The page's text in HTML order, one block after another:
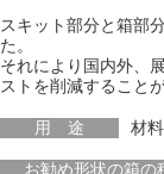
スキット部分と箱部
た。
それにより国内外、
ストを削減すること
用 途 材
お勧め形状の箱の